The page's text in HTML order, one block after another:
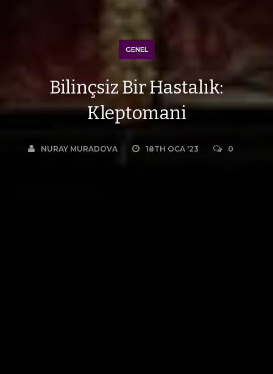
GENEL
Bilinçsiz Bir Hastalık:
Kleptomani
NURAY MURADOVA 18TH OCA '23 0